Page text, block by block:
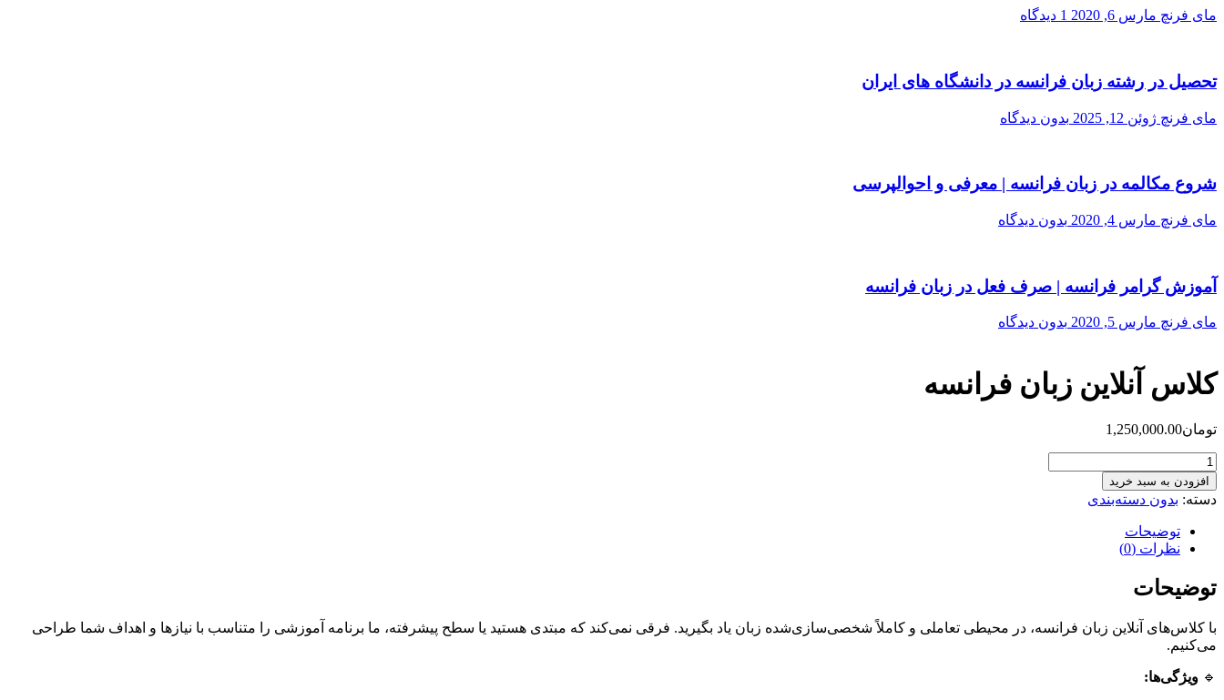
مای فرنچ مارس 6, 2020 1 دیدگاه
تحصیل در رشته زبان فرانسه در دانشگاه های ایران
مای فرنچ ژوئن 12, 2025 بدون دیدگاه
شروع مکالمه در زبان فرانسه | معرفی و احوالپرسی
مای فرنچ مارس 4, 2020 بدون دیدگاه
آموزش گرامر فرانسه | صرف فعل در زبان فرانسه
مای فرنچ مارس 5, 2020 بدون دیدگاه
کلاس‌ آنلاین زبان فرانسه
تومان1,250,000.00
کلاس‌
آنلاین
زبان
افزودن به سبد خرید
دسته: بدون دسته‌بندی
توضیحات
نظرات (0)
توضیحات
با کلاس‌های آنلاین زبان فرانسه، در محیطی تعاملی و کاملاً شخصی‌سازی‌شده زبان یاد بگیرید. فرقی نمی‌کند که مبتدی هستید یا سطح پیشرفته، ما برنامه آموزشی را متناسب با نیازها و اهداف شما طراحی
می‌کنیم.
🔹 ویژگی‌ها: